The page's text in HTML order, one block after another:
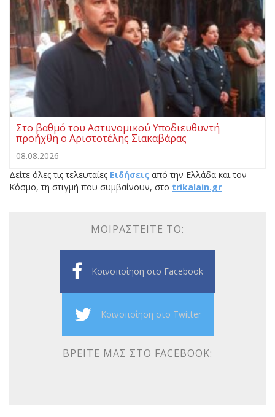
Στο βαθμό του Αστυνομικού Υποδιευθυντή
προήχθη ο Αριστοτέλης Σιακαβάρας
08.08.2026
Δείτε όλες τις τελευταίες Ειδήσεις από την Ελλάδα και τον
Κόσμο, τη στιγμή που συμβαίνουν, στο trikalain.gr
ΜΟΙΡΑΣΤΕΊΤΕ ΤΟ:
Κοινοποίηση στο Facebook
Κοινοποίηση στο Twitter
ΒΡΕΊΤΕ ΜΑΣ ΣΤΟ FACEBOOK: